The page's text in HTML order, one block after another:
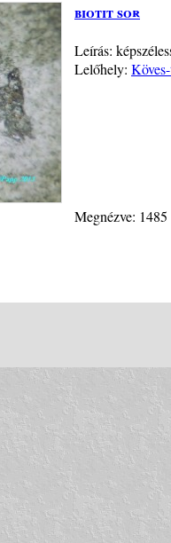
biotit sor
Leírás:
Lelőhely:
Megnézve: